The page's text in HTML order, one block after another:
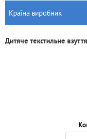
Країна виробник
Дитяче текстильне